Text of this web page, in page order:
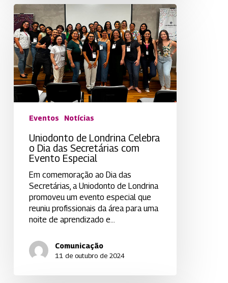
Uniodonto
de
Londrina
Celebra
o
Dia
das
Secretárias
com
EspecialEventos Notícias
Uniodonto de Londrina Celebra
o Dia das Secretárias com
Evento Especial
Em comemoração ao Dia das
Secretárias, a Uniodonto de Londrina
promoveu um evento especial que
reuniu profissionais da área para uma
noite de aprendizado e…
Comunicação
11 de outubro de 2024